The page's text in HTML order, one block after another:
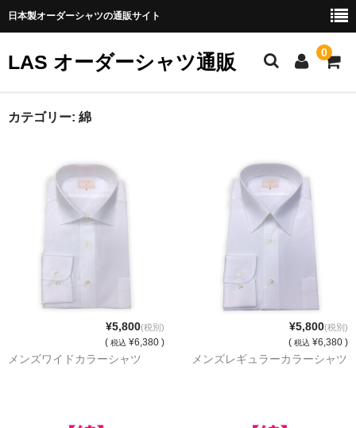
日本製オーダーシャツの通販サイト
LAS オーダーシャツ通販 0
ホーム
立川店
日本橋店
パターンオーダーシャツについて
【特定商取引法に基づく表記】
カテゴリー: 綿
¥5,800(税別)
( 税込 ¥6,380 )
メンズワイドカラーシャツ
¥5,800(税別)
( 税込 ¥6,380 )
メンズレギュラーカラーシャツ